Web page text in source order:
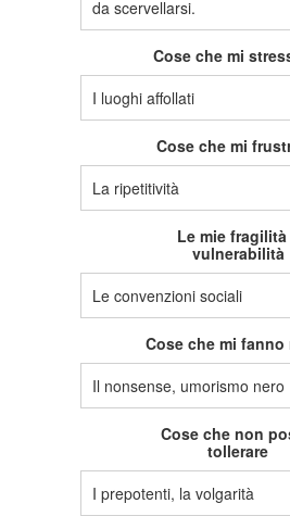
da scervellarsi.
Cose che mi
I luoghi affollati
Cose che mi
La ripetitività
Le mie fragilità
vulnerabilità
Le convenzioni sociali
Cose che mi fanno
Il nonsense, umorismo nero
Cose che non
tollerare
I prepotenti, la volgarità